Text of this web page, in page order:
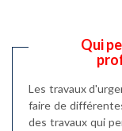
Qui
Les travaux
faire de
des travaux qui